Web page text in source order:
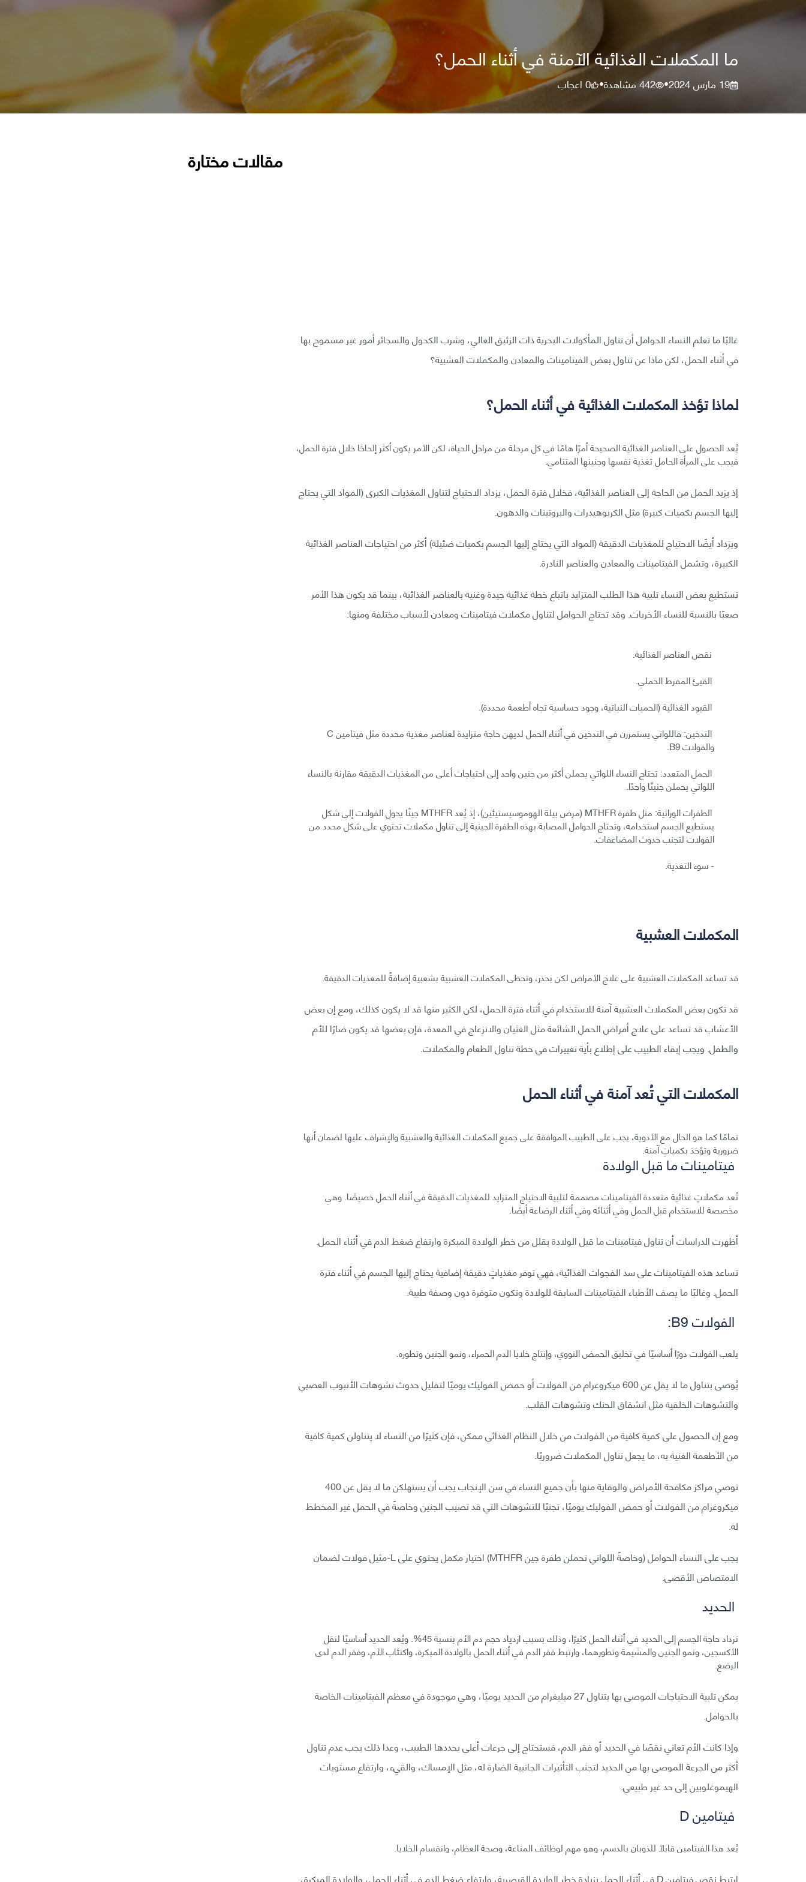
ما المكملات الغذائية الآمنة في أثناء الحمل؟
19 مارس 2024 •
442مشاهدة•
0اعجاب
غالبًا ما تعلم النساء الحوامل أن تناول المأكولات البحرية ذات الزئبق العالي، وشرب الكحول والسجائر أمور غير مسموح بها
في أثناء الحمل، لكن ماذا عن تناول بعض الفيتامينات والمعادن والمكملات العشبية؟
لماذا تؤخذ المكملات الغذائية في أثناء الحمل؟
يُعد الحصول على العناصر الغذائية الصحيحة أمرًا هامًا في كل مرحلة من مراحل الحياة، لكن الأمر يكون أكثر إلحاحًا خلال فترة الحمل،
فيجب على المرأة الحامل تغذية نفسها وجنينها المتنامي.
إذ يزيد الحمل من الحاجة إلى العناصر الغذائية، فخلال فترة الحمل، يزداد الاحتياج لتناول المغذيات الكبرى (المواد التي يحتاج
إليها الجسم بكميات كبيرة) مثل الكربوهيدرات والبروتينات والدهون.
ويزداد أيضًا الاحتياج للمغذيات الدقيقة (المواد التي يحتاج إليها الجسم بكميات ضئيلة) أكثر من احتياجات العناصر الغذائية
الكبيرة، وتشمل الفيتامينات والمعادن والعناصر النادرة.
تستطيع بعض النساء تلبية هذا الطلب المتزايد باتباع خطة غذائية جيدة وغنية بالعناصر الغذائية، بينما قد يكون هذا الأمر
صعبًا بالنسبة للنساء الأخريات. وقد تحتاج الحوامل لتناول مكملات فيتامينات ومعادن لأسباب مختلفة ومنها:
نقص العناصر الغذائية.
القيئ المفرط الحملي.
القيود الغذائية (الحميات النباتية، وجود حساسية تجاه أطعمة محددة).
التدخين: فاللواتي يستمررن في التدخين في أثناء الحمل لديهن حاجة متزايدة لعناصر مغذية محددة مثل فيتامين C
والفولات B9.
الحمل المتعدد: تحتاج النساء اللواتي يحملن أكثر من جنين واحد إلى احتياجات أعلى من المغذيات الدقيقة مقارنة بالنساء
اللواتي يحملن جنينًا واحدًا.
الطفرات الوراثية: مثل طفرة MTHFR (مرض بيلة الهوموسيستيئين)، إذ يُعد MTHFR جينًا يحول الفولات إلى شكل
يستطيع الجسم استخدامه، وتحتاج الحوامل المصابة بهذه الطفرة الجينية إلى تناول مكملات تحتوي على شكل محدد من
الفولات لتجنب حدوث المضاعفات.
- سوء التغذية.
المكملات العشبية
قد تساعد المكملات العشبية على علاج الأمراض لكن بحذر، وتحظى المكملات العشبية بشعبية إضافةً للمغذيات الدقيقة.
قد تكون بعض المكملات العشبية آمنة للاستخدام في أثناء فترة الحمل، لكن الكثير منها قد لا يكون كذلك، ومع إن بعض
الأعشاب قد تساعد على علاج أمراض الحمل الشائعة مثل الغثيان والانزعاج في المعدة، فإن بعضها قد يكون ضارًا للأم
والطفل. ويجب إبقاء الطبيب على إطلاع بأية تغييرات في خطة تناول الطعام والمكملات.
المكملات التي تُعد آمنة في أثناء الحمل
تمامًا كما هو الحال مع الأدوية، يجب على الطبيب الموافقة على جميع المكملات الغذائية والعشبية والإشراف عليها لضمان أنها
ضرورية وتؤخذ بكمياتٍ آمنة.
فيتامينات ما قبل الولادة
تُعد مكملاتٍ غذائية متعددة الفيتامينات مصممة لتلبية الاحتياج المتزايد للمغذيات الدقيقة في أثناء الحمل خصيصًا. وهي
مخصصة للاستخدام قبل الحمل وفي أثنائه وفي أثناء الرضاعة أيضًا.
أظهرت الدراسات أن تناول فيتامينات ما قبل الولادة يقلل من خطر الولادة المبكرة وارتفاع ضغط الدم في أثناء الحمل.
تساعد هذه الفيتامينات على سد الفجوات الغذائية، فهي توفر مغذياتٍ دقيقة إضافية يحتاج إليها الجسم في أثناء فترة
الحمل. وغالبًا ما يصف الأطباء الفيتامينات السابقة للولادة وتكون متوفرة دون وصفة طبية.
الفولات B9:
يلعب الفولات دورًا أساسيًا في تخليق الحمض النووي، وإنتاج خلايا الدم الحمراء، ونمو الجنين وتطوره.
يُوصى بتناول ما لا يقل عن 600 ميكروغرام من الفولات أو حمض الفوليك يوميًا لتقليل حدوث تشوهات الأنبوب العصبي
والتشوهات الخلقية مثل انشقاق الحنك وتشوهات القلب.
ومع إن الحصول على كمية كافية من الفولات من خلال النظام الغذائي ممكن، فإن كثيرًا من النساء لا يتناولن كمية كافية
من الأطعمة الغنية به، ما يجعل تناول المكملات ضروريًا.
توصي مراكز مكافحة الأمراض والوقاية منها بأن جميع النساء في سن الإنجاب يجب أن يستهلكن ما لا يقل عن 400
ميكروغرام من الفولات أو حمض الفوليك يوميًا، تجنبًا للتشوهات التي قد تصيب الجنين وخاصةً في الحمل غير المخطط
له.
يجب على النساء الحوامل (وخاصةً اللواتي تحملن طفرة جين MTHFR) اختيار مكمل يحتوي على L-مثيل فولات لضمان
الامتصاص الأقصى.
الحديد
تزداد حاجة الجسم إلى الحديد في أثناء الحمل كثيرًا، وذلك بسبب ازدياد حجم دم الأم بنسبة 45%. ويُعد الحديد أساسيًا لنقل
الأكسجين، ونمو الجنين والمشيمة وتطورهما، وارتبط فقر الدم في أثناء الحمل بالولادة المبكرة، واكتئاب الأم، وفقر الدم لدى
الرضع.
يمكن تلبية الاحتياجات الموصى بها بتناول 27 ميليغرام من الحديد يوميًا، وهي موجودة في معظم الفيتامينات الخاصة
بالحوامل.
وإذا كانت الأم تعاني نقصًا في الحديد أو فقر الدم، فستحتاج إلى جرعات أعلى يحددها الطبيب، وعدا ذلك يجب عدم تناول
أكثر من الجرعة الموصى بها من الحديد لتجنب التأثيرات الجانبية الضارة له، مثل الإمساك، والقيء، وارتفاع مستويات
الهيموغلوبين إلى حد غير طبيعي.
فيتامين D
يُعد هذا الفيتامين قابلًا للذوبان بالدسم، وهو مهم لوظائف المناعة، وصحة العظام، وانقسام الخلايا.
ارتبط نقص فيتامين D في أثناء الحمل بزيادة خطر الولادة القيصرية، وارتفاع ضغط الدم في أثناء الحمل، والولادة المبكرة،
مقالات مختارة